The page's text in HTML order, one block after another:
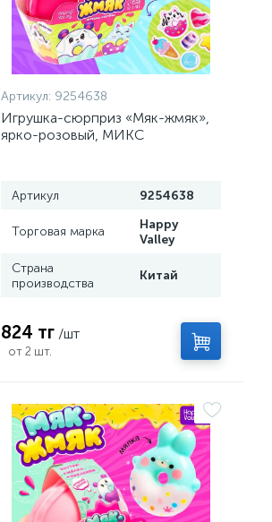
Артикул: 9254638
Игрушка-сюрприз «Мяк-жмяк»,
ярко-розовый, МИКС
Артикул 9254638
Торговая марка
Happy
Valley
Страна
производства
Китай
824 тг /шт
от 2 шт.